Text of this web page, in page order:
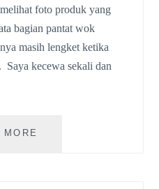
foto produk yang
bagian pantat wok
masih lengket ketika
Saya kecewa sekali dan
MORE